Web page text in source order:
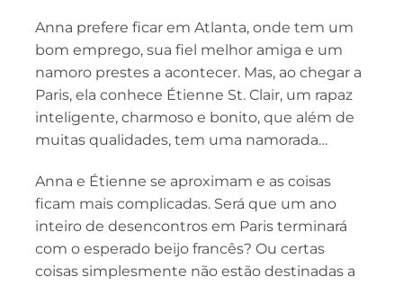
Anna prefere ficar em Atlanta, onde tem um
bom emprego, sua fiel melhor amiga e um
namoro prestes a acontecer. Mas, ao chegar a
Paris, ela conhece Étienne St. Clair, um rapaz
inteligente, charmoso e bonito, que além de
muitas qualidades, tem uma namorada…
Anna e Étienne se aproximam e as coisas
ficam mais complicadas. Será que um ano
inteiro de desencontros em Paris terminará
com o esperado beijo francês? Ou certas
coisas simplesmente não estão destinadas a